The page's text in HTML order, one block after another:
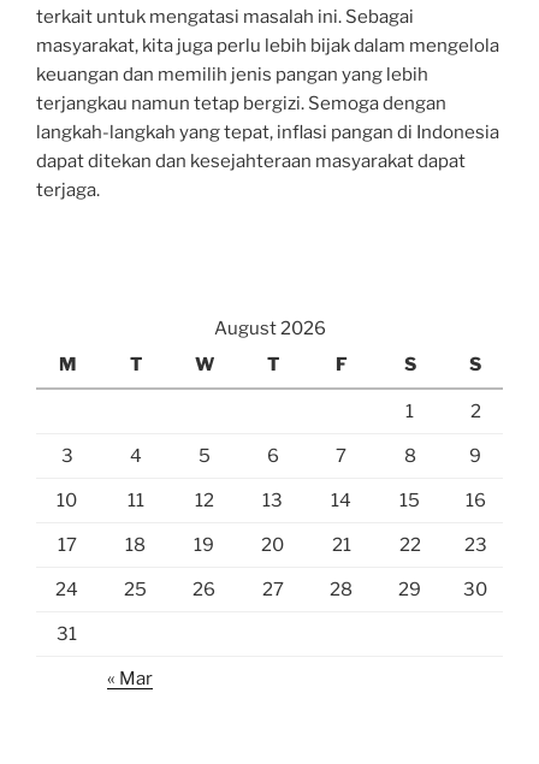
terkait untuk mengatasi masalah ini. Sebagai
masyarakat, kita juga perlu lebih bijak dalam mengelola
keuangan dan memilih jenis pangan yang lebih
terjangkau namun tetap bergizi. Semoga dengan
langkah-langkah yang tepat, inflasi pangan di Indonesia
dapat ditekan dan kesejahteraan masyarakat dapat
terjaga.
August 2026
M
T W T F S S
1 2
3 4 5 6 7 8 9
10 11 12 13 14 15 16
17 18 19 20 21 22 23
24 25 26 27 28 29 30
31
« Mar